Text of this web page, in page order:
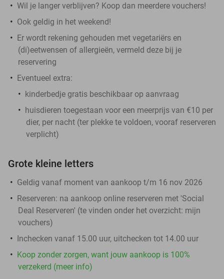
Wil je langer verblijven? Koop dan meerdere vouchers!
Ook geldig in het weekend!
Er wordt rekening gehouden met vegetariërs en
(di)eetwensen of allergieën, vermeld deze bij je
reservering
Eventueel extra:
kinderbedje gratis beschikbaar op aanvraag
huisdieren toegestaan voor een meerprijs van €10 per
dier, per nacht (ter plekke te voldoen, vooraf reserveren
verplicht)
Grote kleine letters
Geldig vanaf moment van aankoop t/m 16 nov 2026
Reserveren: na aankoop online reserveren met 'Social
Deal Reserveren' (te vinden onder het overzicht: mijn
vouchers)
Inchecken vanaf 15.00 uur, uitchecken tot 14.00 uur
Koop zonder zorgen, want jouw aankoop is 100%
verzekerd (meer info)